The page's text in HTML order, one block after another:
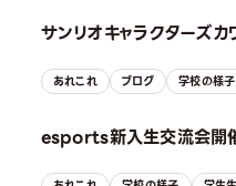
サンリオキャラクターズカ
あれこれ ブログ 学校の様子
esports新入生交流会開